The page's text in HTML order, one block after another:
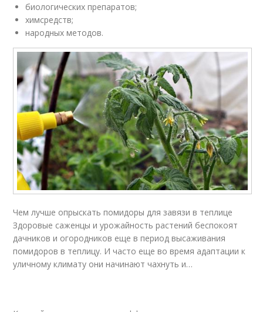
биологических препаратов;
химсредств;
народных методов.
Чем лучше опрыскать помидоры для завязи в теплице
Здоровые саженцы и урожайность растений беспокоят
дачников и огородников еще в период высаживания
помидоров в теплицу. И часто еще во время адаптации к
уличному климату они начинают чахнуть и…